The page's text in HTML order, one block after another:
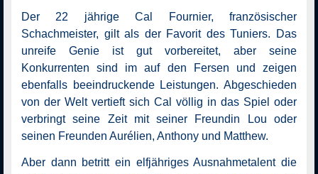
Der 22 jährige Cal Fournier, französischer
Schachmeister, gilt als der Favorit des Tuniers. Das
unreife Genie ist gut vorbereitet, aber seine
Konkurrenten sind im auf den Fersen und zeigen
ebenfalls beeindruckende Leistungen. Abgeschieden
von der Welt vertieft sich Cal völlig in das Spiel oder
verbringt seine Zeit mit seiner Freundin Lou oder
seinen Freunden Aurélien, Anthony und Matthew.
Aber dann betritt ein elfjähriges Ausnahmetalent die